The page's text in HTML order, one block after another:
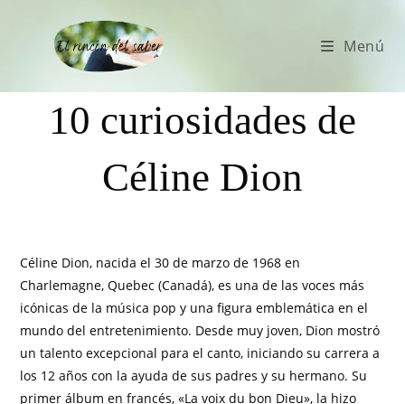
Menú
10 curiosidades de
Céline Dion
Céline Dion, nacida el 30 de marzo de 1968 en
Charlemagne, Quebec (Canadá), es una de las voces más
icónicas de la música pop y una figura emblemática en el
mundo del entretenimiento. Desde muy joven, Dion mostró
un talento excepcional para el canto, iniciando su carrera a
los 12 años con la ayuda de sus padres y su hermano. Su
primer álbum en francés, «La voix du bon Dieu», la hizo